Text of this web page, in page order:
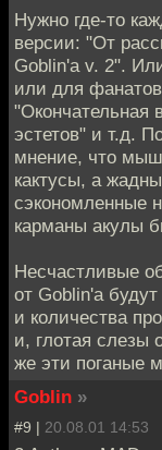
Нужно где-то
версии: "От
Goblin'a v. 2".
или для
"Окончательная
эстетов" и т.д.
мнение, что
кактусы, а
сэкономленные
карманы акулы
Несчастливые
от Goblin'a
и количества
и, глотая слезы
же эти поганые
Goblin »
#9 | 20.08.01 14:53